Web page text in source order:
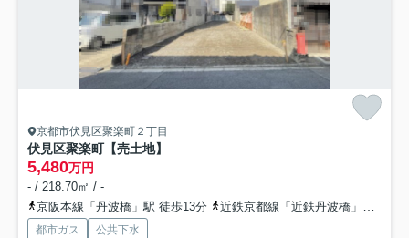
京都市伏見区聚楽町２丁目
伏見区聚楽町【売土地】
5,480万円
- / 218.70㎡ / -
京阪本線「丹波橋」駅 徒歩13分
近鉄京都線「近鉄丹波橋」駅 徒歩14分
都市ガス 公共下水